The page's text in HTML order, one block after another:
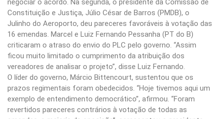
negociar o acordo. Na segunda, o presidente da Comissão de
Constituição e Justiça, Júlio César de Barros (PMDB), o
Julinho do Aeroporto, deu pareceres favoráveis à votação das
16 emendas. Marcel e Luiz Fernando Pessanha (PT do B)
criticaram o atraso do envio do PLC pelo governo. “Assim
ficou muito limitado o cumprimento da atribuição dos
vereadores de analisar o projeto”, disse Luiz Fernando.
O líder do governo, Márcio Bittencourt, sustentou que os
prazos regimentais foram obedecidos. “Hoje tivemos aqui um
exemplo de entendimento democrático”, afirmou. “Foram
revertidos pareceres contrários à votação de todas as